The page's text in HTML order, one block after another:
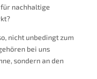
nachhaltige
nicht unbedingt zum
bei uns
sondern an den